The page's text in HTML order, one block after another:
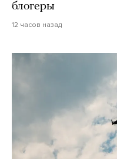
блогеры
12 часов назад